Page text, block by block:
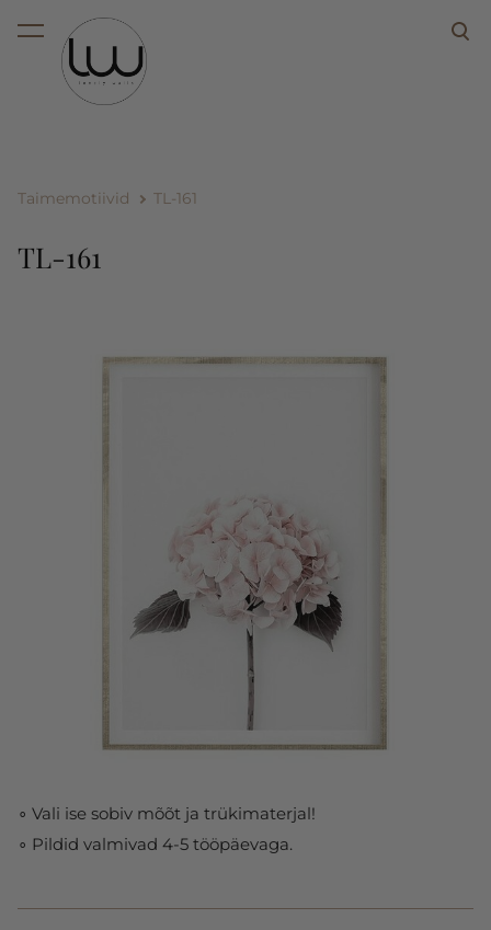
lisati ostukorvi.
Taimemotiivid TL-161
TL-161
∘ Vali ise sobiv mõõt ja trükimaterjal!
∘ Pildid valmivad 4-5 tööpäevaga.